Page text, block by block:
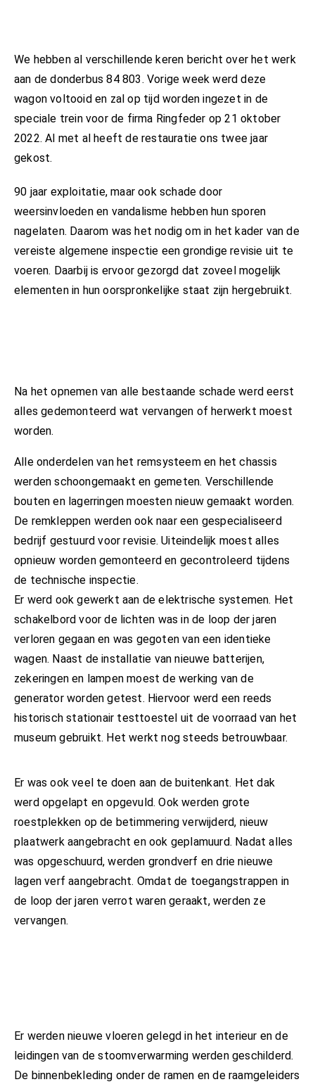
We hebben al verschillende keren bericht over het werk
aan de donderbus 84 803. Vorige week werd deze
wagon voltooid en zal op tijd worden ingezet in de
speciale trein voor de firma Ringfeder op 21 oktober
2022. Al met al heeft de restauratie ons twee jaar
gekost.
90 jaar exploitatie, maar ook schade door
weersinvloeden en vandalisme hebben hun sporen
nagelaten. Daarom was het nodig om in het kader van de
vereiste algemene inspectie een grondige revisie uit te
voeren. Daarbij is ervoor gezorgd dat zoveel mogelijk
elementen in hun oorspronkelijke staat zijn hergebruikt.
Na het opnemen van alle bestaande schade werd eerst
alles gedemonteerd wat vervangen of herwerkt moest
worden.
Alle onderdelen van het remsysteem en het chassis
werden schoongemaakt en gemeten. Verschillende
bouten en lagerringen moesten nieuw gemaakt worden.
De remkleppen werden ook naar een gespecialiseerd
bedrijf gestuurd voor revisie. Uiteindelijk moest alles
opnieuw worden gemonteerd en gecontroleerd tijdens
de technische inspectie.
Er werd ook gewerkt aan de elektrische systemen. Het
schakelbord voor de lichten was in de loop der jaren
verloren gegaan en was gegoten van een identieke
wagen. Naast de installatie van nieuwe batterijen,
zekeringen en lampen moest de werking van de
generator worden getest. Hiervoor werd een reeds
historisch stationair testtoestel uit de voorraad van het
museum gebruikt. Het werkt nog steeds betrouwbaar.
Er was ook veel te doen aan de buitenkant. Het dak
werd opgelapt en opgevuld. Ook werden grote
roestplekken op de betimmering verwijderd, nieuw
plaatwerk aangebracht en ook geplamuurd. Nadat alles
was opgeschuurd, werden grondverf en drie nieuwe
lagen verf aangebracht. Omdat de toegangstrappen in
de loop der jaren verrot waren geraakt, werden ze
vervangen.
Er werden nieuwe vloeren gelegd in het interieur en de
leidingen van de stoomverwarming werden geschilderd.
De binnenbekleding onder de ramen en de raamgeleiders